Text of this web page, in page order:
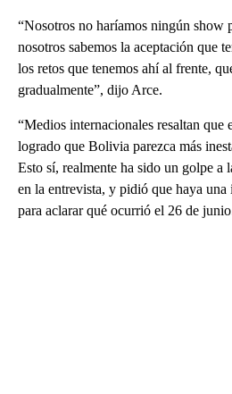
“Nosotros no haríamos ningún show
nosotros sabemos la aceptación que
los retos que tenemos ahí al frente,
gradualmente”, dijo Arce.
“Medios internacionales resaltan que
logrado que Bolivia parezca más
Esto sí, realmente ha sido un golpe a
en la entrevista, y pidió que haya una
para aclarar qué ocurrió el 26 de